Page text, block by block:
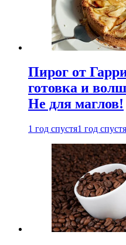
Пирог от
готовка и
Не для маглов!
1 год спустя1 год спустя